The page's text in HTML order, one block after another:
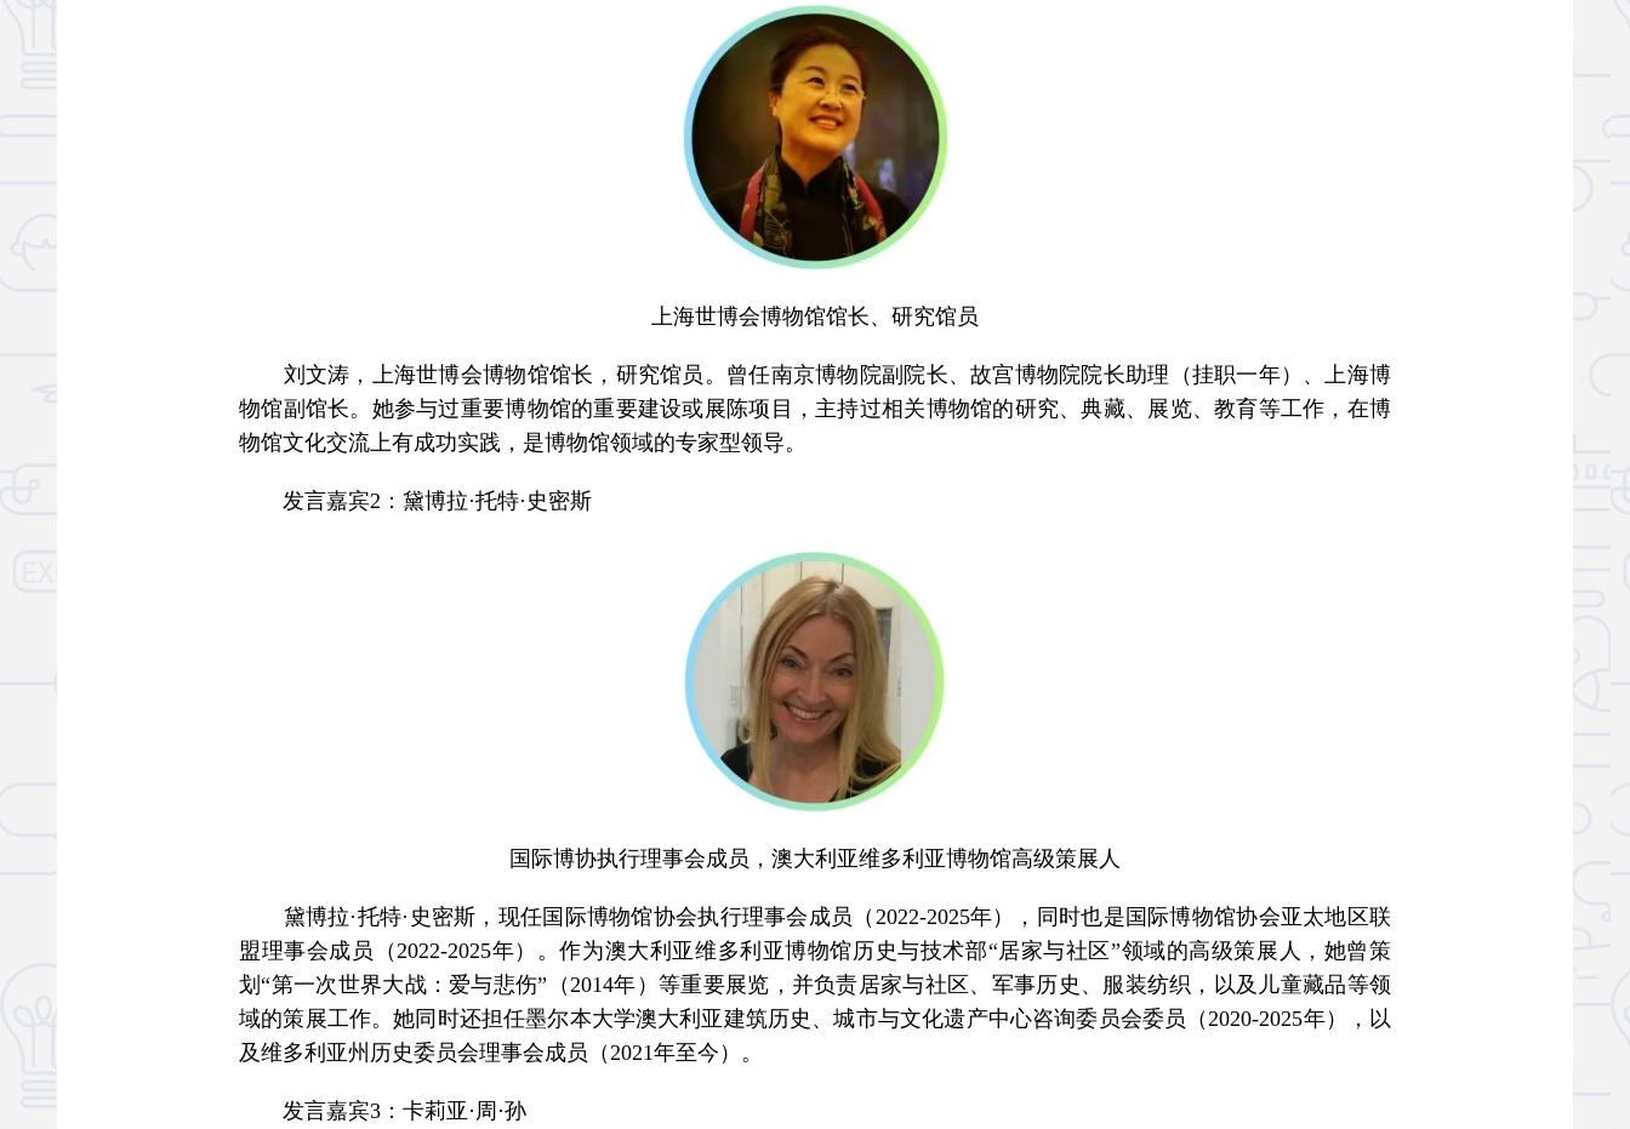
上海世博会博物馆馆长、研究馆员
刘文涛，上海世博会博物馆馆长，研究馆员。曾任南京博物院副院长、故宫博物院院长助理（挂职一年）、上海博
物馆副馆长。她参与过重要博物馆的重要建设或展陈项目，主持过相关博物馆的研究、典藏、展览、教育等工作，在博
物馆文化交流上有成功实践，是博物馆领域的专家型领导。
发言嘉宾2：黛博拉·托特·史密斯
国际博协执行理事会成员，澳大利亚维多利亚博物馆高级策展人
黛博拉·托特·史密斯，现任国际博物馆协会执行理事会成员（2022-2025年），同时也是国际博物馆协会亚太地区联
盟理事会成员（2022-2025年）。作为澳大利亚维多利亚博物馆历史与技术部“居家与社区”领域的高级策展人，她曾策
划“第一次世界大战：爱与悲伤”（2014年）等重要展览，并负责居家与社区、军事历史、服装纺织，以及儿童藏品等领
域的策展工作。她同时还担任墨尔本大学澳大利亚建筑历史、城市与文化遗产中心咨询委员会委员（2020-2025年），以
及维多利亚州历史委员会理事会成员（2021年至今）。
发言嘉宾3：卡莉亚·周·孙